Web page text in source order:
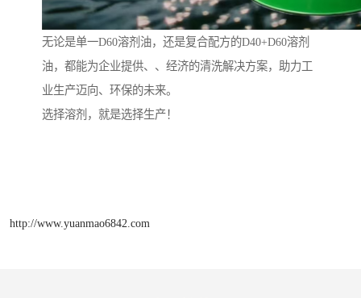
无论是单一D60溶剂油，还是复合配方的D40+D60溶剂
油，都能为企业提供、、经济的清洗解决方案，助力工
业生产迈向、环保的未来。
选择溶剂，就是选择生产！
http://www.yuanmao6842.com